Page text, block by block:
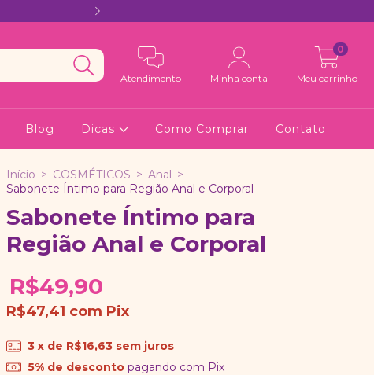
Atendimento Minha conta Meu carrinho
0
Blog Dicas Como Comprar Contato
Início > COSMÉTICOS > Anal >
Sabonete Íntimo para Região Anal e Corporal
Sabonete Íntimo para
Região Anal e Corporal
R$49,90
R$47,41 com Pix
3 x de R$16,63 sem juros
5% de descontopagando com Pix